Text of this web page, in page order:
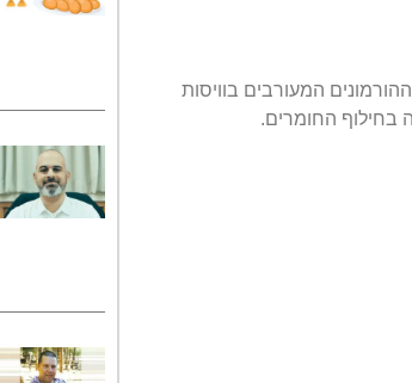
בלילה עוזרת לאזן את ההורמונים המעורבים בוויסות
בחילוף החומרים.